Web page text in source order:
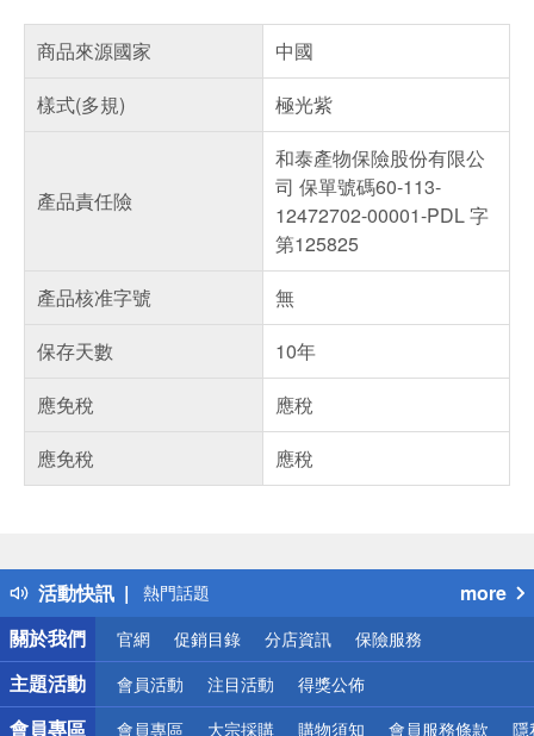
商品來源國家
中國
樣式(多規)
極光紫
產品責任險
和泰產物保險股份有限公
司 保單號碼60-113-
12472702-00001-PDL 字
第125825
產品核准字號
無
保存天數
10年
應免稅
應稅
應免稅
應稅
活動快訊
得獎公告
熱門話題
銀行優惠
偏遠地區配送
詐騙網頁！請小心！
more
關於我們
官網 促銷目錄 分店資訊 保險服務
主題活動 會員活動 注目活動 得獎公佈
會員專區 會員專區 大宗採購 購物須知 會員服務條款 隱